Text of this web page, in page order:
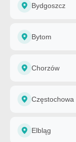
Bydgoszcz
Bytom
Chorzów
Częstochowa
Elbląg